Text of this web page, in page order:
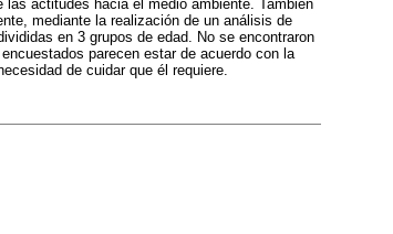
actitudes hacia el medio ambiente. También
mediante la realización de un análisis de
en 3 grupos de edad. No se encontraron
parecen estar de acuerdo con la
de cuidar que él requiere.